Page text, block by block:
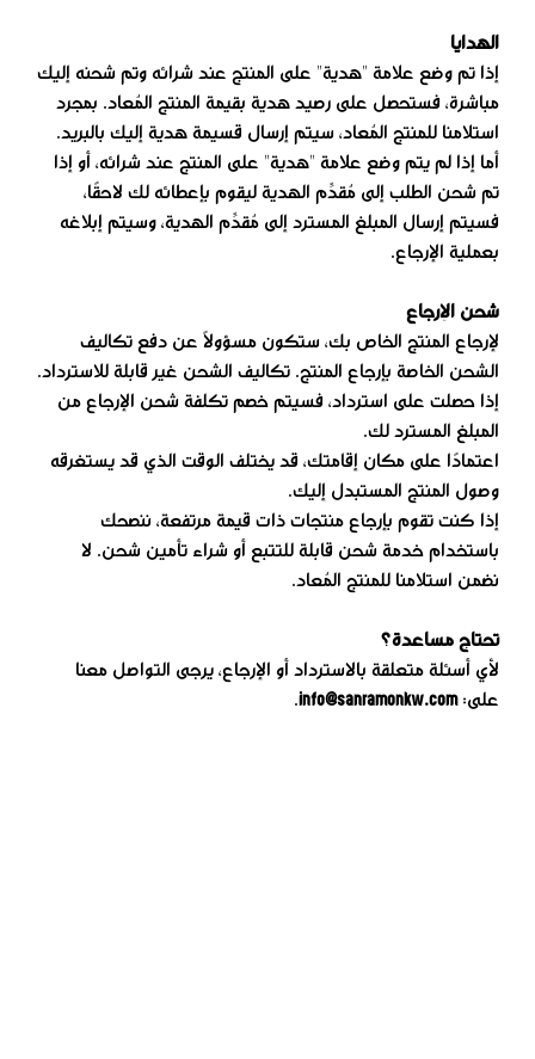
الهدايا
إذا تم وضع علامة "هدية" على المنتج عند شرائه وتم شحنه إليك
مباشرة، فستحصل على رصيد هدية بقيمة المنتج المُعاد. بمجرد
استلامنا للمنتج المُعاد، سيتم إرسال قسيمة هدية إليك بالبريد.
أما إذا لم يتم وضع علامة "هدية" على المنتج عند شرائه، أو إذا
تم شحن الطلب إلى مُقدِّم الهدية ليقوم بإعطائه لك لاحقًا،
فسيتم إرسال المبلغ المسترد إلى مُقدِّم الهدية، وسيتم إبلاغه
بعملية الإرجاع.
شحن الإرجاع
لإرجاع المنتج الخاص بك، ستكون مسؤولًا عن دفع تكاليف
الشحن الخاصة بإرجاع المنتج. تكاليف الشحن غير قابلة للاسترداد.
إذا حصلت على استرداد، فسيتم خصم تكلفة شحن الإرجاع من
المبلغ المسترد لك.
اعتمادًا على مكان إقامتك، قد يختلف الوقت الذي قد يستغرقه
وصول المنتج المستبدل إليك.
إذا كنت تقوم بإرجاع منتجات ذات قيمة مرتفعة، ننصحك
باستخدام خدمة شحن قابلة للتتبع أو شراء تأمين شحن. لا
نضمن استلامنا للمنتج المُعاد.
تحتاج مساعدة؟
لأي أسئلة متعلقة بالاسترداد أو الإرجاع، يرجى التواصل معنا
على:info@sanramonkw.com
.